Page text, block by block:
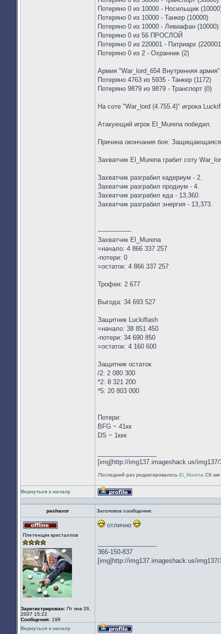
Потеряно 0 из 10000 - Носильщик
Потеряно 0 из 10000 - Танкер (10000)
Потеряно 0 из 10000 - Левиафан (10000)
Потеряно 0 из 56 ПРОСЛОЙ
Потеряно 0 из 220001 - Патриарх
Потеряно 0 из 2 - Охранник (2)
Армия "War_lord_654 Внутренняя
Потеряно 4763 из 5935 - Танкер (1172)
Потеряно 9879 из 9879 - Транспорт (0)
На соте "War_lord (4.755.4)" игрока
Атакующий игрок El_Murena победил.
Причина окончания боя:
Захватчик El_Murena грабит соту
Захватчик разграбил кадериум - 2.
Захватчик разграбил продиум - 4.
Захватчик разграбил еда - 13,360.
Захватчик разграбил энергия - 13,373.
-----------------
Захватчик El_Murena
=начало: 4 866 337 257
-потери: 0
=остаток: 4 866 337 257
Трофеи: 2 677
Выгода: 34 693 527
Защитник Luckiflash
=начало: 38 851 450
-потери: 34 690 850
=остаток: 4 160 600
Защитник остаток
/2: 2 080 300
*2: 8 321 200
*5: 20 803 000
Потери:
BFG ~ 41кк
DS ~ 1ккк
[img]http://img137.imageshack.us/
Последний раз редактировалось El_Murena Сб
Вернуться к началу
Профиль
pashavor Заголовок сообщения:
в
Плетенщик кристаллов
Зарегистрирован: Пт янв 26,
2007 15:22
Сообщения: 198
отлично
366-150-837
[img]http://img137.imageshack.us/
Вернуться к началу